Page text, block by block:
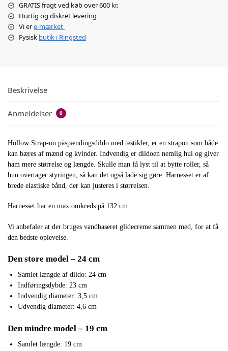
GRATIS fragt ved køb over 600 kr.
Hurtig og diskret levering
Vi ere-mærket
Fysisk butik i Ringsted
Beskrivelse
Anmeldelser 0
Hollow Strap-on påspændingsdildo med testikler, er en strapon som både
kan bæres af mænd og kvinder. Indvendig er dildoen nemlig hul og giver
ham mere størrelse og længde. Skulle man få lyst til at bytte roller, så
hun overtager styringen, så kan det også lade sig gøre. Harnesset er af
brede elastiske bånd, der kan justeres i størrelsen.
Harnesset har en max omkreds på 132 cm
Vi anbefaler at der bruges vandbaseret glidecreme sammen med, for at få
den bedste oplevelse.
Den store model – 24 cm
Samlet længde af dildo: 24 cm
Indføringsdybde: 23 cm
Indvendig diameter: 3,5 cm
Udvendig diameter: 4,6 cm
Den mindre model – 19 cm
Samlet længde: 19 cm